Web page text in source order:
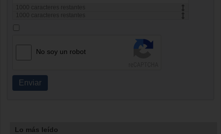
caracteres restantes
caracteres restantes
No soy un robot
Enviar
Lo más leído